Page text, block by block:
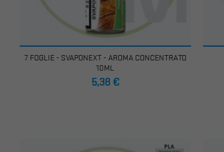
7 FOGLIE - SVAPONEXT - AROMA CONCENTRATO
10ML
Prezzo
5,38 €